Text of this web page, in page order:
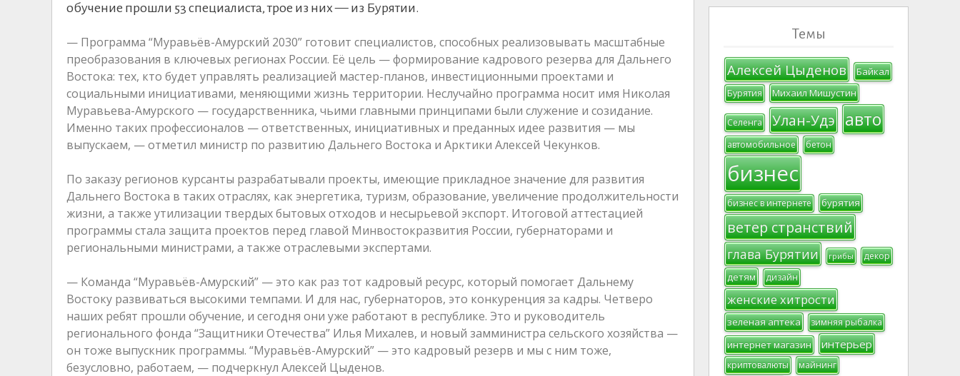
обучение прошли 53 специалиста, трое из них — из Бурятии.
— Программа “Муравьёв-Амурский 2030” готовит специалистов, способных реализовывать масштабные
преобразования в ключевых регионах России. Её цель — формирование кадрового резерва для Дальнего
Востока: тех, кто будет управлять реализацией мастер-планов, инвестиционными проектами и
социальными инициативами, меняющими жизнь территории. Неслучайно программа носит имя Николая
Муравьева-Амурского — государственника, чьими главными принципами были служение и созидание.
Именно таких профессионалов — ответственных, инициативных и преданных идее развития — мы
выпускаем, — отметил министр по развитию Дальнего Востока и Арктики Алексей Чекунков.
По заказу регионов курсанты разрабатывали проекты, имеющие прикладное значение для развития
Дальнего Востока в таких отраслях, как энергетика, туризм, образование, увеличение продолжительности
жизни, а также утилизации твердых бытовых отходов и несырьевой экспорт. Итоговой аттестацией
программы стала защита проектов перед главой Минвостокразвития России, губернаторами и
региональными министрами, а также отраслевыми экспертами.
— Команда “Муравьёв-Амурский” — это как раз тот кадровый ресурс, который помогает Дальнему
Востоку развиваться высокими темпами. И для нас, губернаторов, это конкуренция за кадры. Четверо
наших ребят прошли обучение, и сегодня они уже работают в республике. Это и руководитель
регионального фонда “Защитники Отечества” Илья Михалев, и новый замминистра сельского хозяйства —
он тоже выпускник программы. “Муравьёв-Амурский” — это кадровый резерв и мы с ним тоже,
безусловно, работаем, — подчеркнул Алексей Цыденов.
Темы
Алексей Цыденов Байкал
Бурятия Михаил Мишустин
Селенга Улан-Удэ авто
автомобильное бетон
бизнес
бизнес в интернете бурятия
ветер странствий
глава Бурятии грибы декор
детям дизайн
женские хитрости
зеленая аптека зимняя рыбалка
интернет магазин интерьер
криптовалюты майнинг